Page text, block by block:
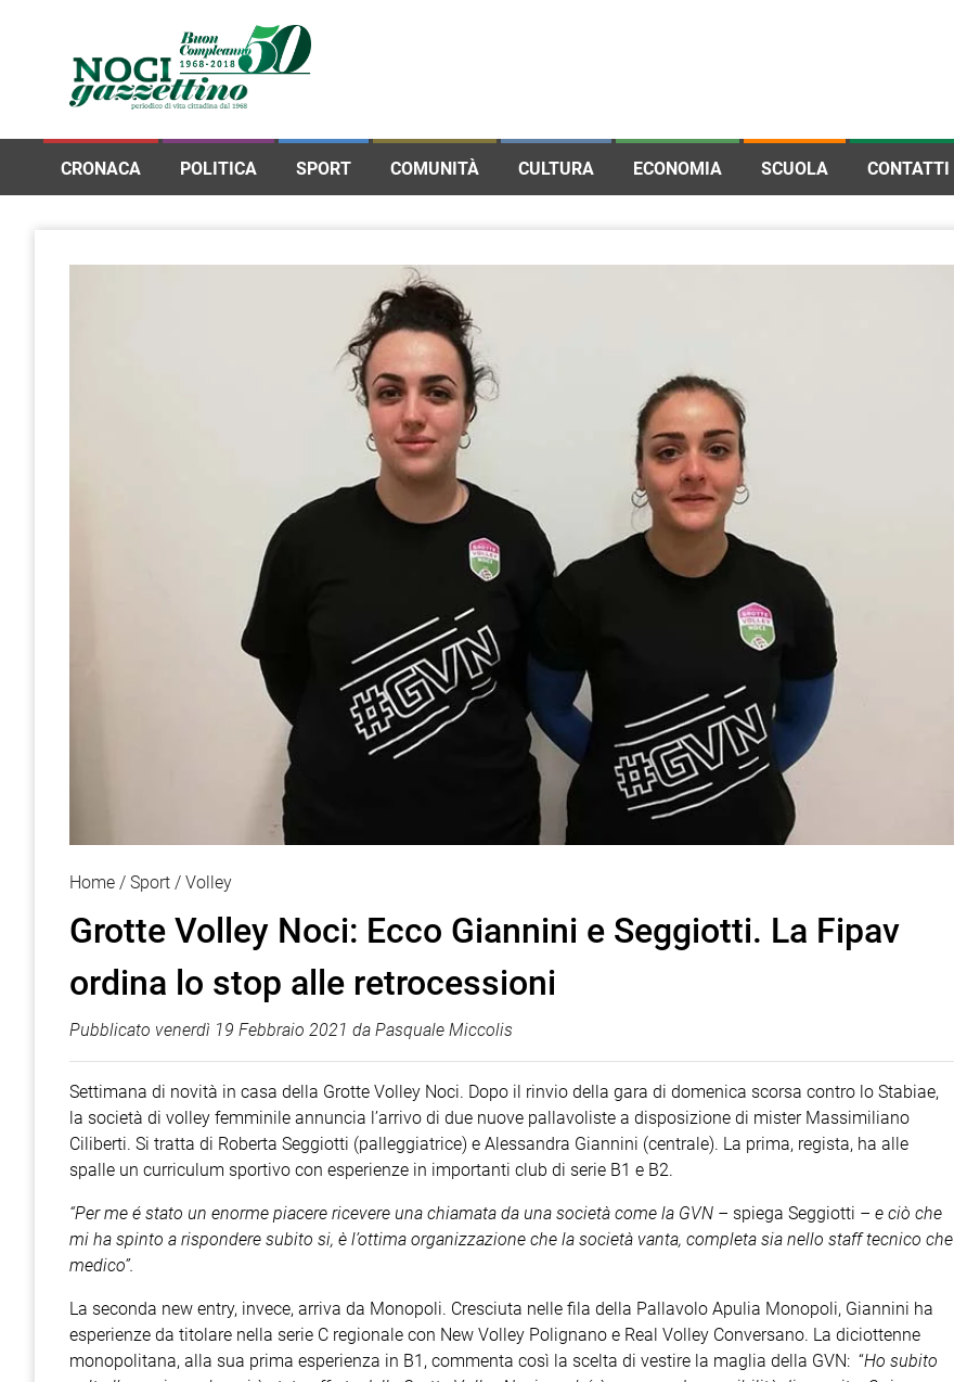
CRONACA POLITICA SPORT COMUNITÀ CULTURA ECONOMIA SCUOLA CONTATTI
Home Sport Volley
Grotte Volley Noci: Ecco Giannini e Seggiotti. La Fipav
ordina lo stop alle retrocessioni
Pubblicato venerdì 19 Febbraio 2021 da Pasquale Miccolis
Settimana di novità in casa della Grotte Volley Noci. Dopo il rinvio della gara di domenica scorsa contro lo Stabiae,
la società di volley femminile annuncia l’arrivo di due nuove pallavoliste a disposizione di mister Massimiliano
Ciliberti. Si tratta di Roberta Seggiotti (palleggiatrice) e Alessandra Giannini (centrale). La prima, regista, ha alle
spalle un curriculum sportivo con esperienze in importanti club di serie B1 e B2.
“Per me é stato un enorme piacere ricevere una chiamata da una società come la GVN – spiega Seggiotti – e ciò che
mi ha spinto a rispondere subito si, è l’ottima organizzazione che la società vanta, completa sia nello staff tecnico che
medico”.
La seconda new entry, invece, arriva da Monopoli. Cresciuta nelle fila della Pallavolo Apulia Monopoli, Giannini ha
esperienze da titolare nella serie C regionale con New Volley Polignano e Real Volley Conversano. La diciottenne
monopolitana, alla sua prima esperienza in B1, commenta così la scelta di vestire la maglia della GVN: “Ho subito